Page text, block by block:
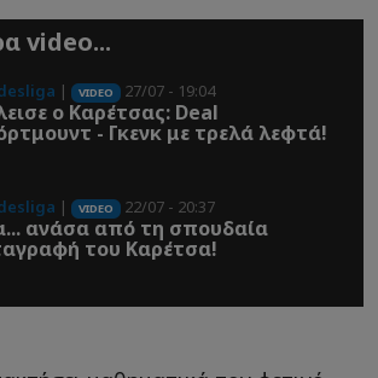
video...
| VIDEO 27/07 - 19:04
ο Καρέτσας: Deal
- Γκενκ με τρελά λεφτά!
| VIDEO 22/07 - 20:37
ανάσα από τη σπουδαία
του Καρέτσα!